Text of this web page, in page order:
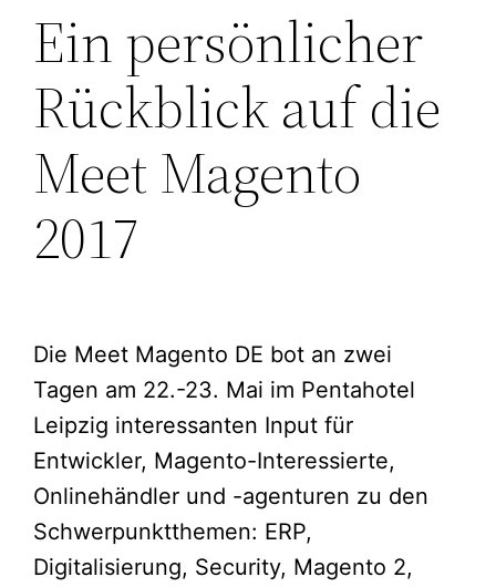
Ein persönlicher
Rückblick auf die
Meet Magento
2017
Die Meet Magento DE bot an zwei
Tagen am 22.-23. Mai im Pentahotel
Leipzig interessanten Input für
Entwickler, Magento-Interessierte,
Onlinehändler und -agenturen zu den
Schwerpunktthemen: ERP,
Digitalisierung, Security, Magento 2,